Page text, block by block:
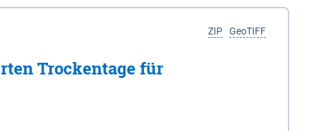
GeoTIFF
ZIP
Trockentage für